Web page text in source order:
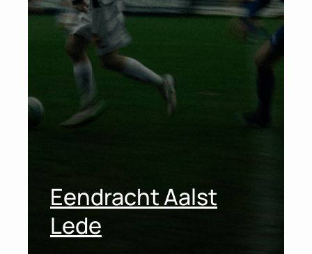
Eendracht Aalst
Lede